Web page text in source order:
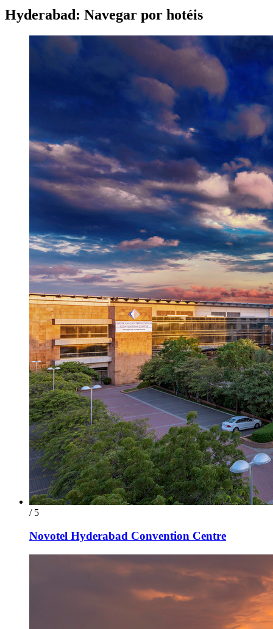
Hyderabad: Navegar por hotéis
/ 5
Novotel Hyderabad Convention Centre